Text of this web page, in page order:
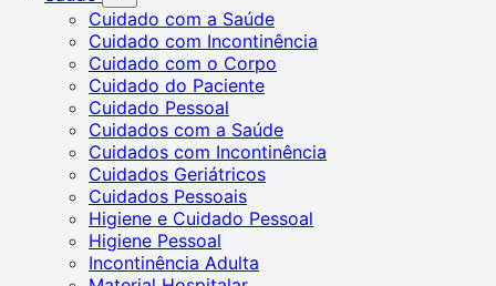
Cuidado com a Saúde
Cuidado com Incontinência
Cuidado com o Corpo
Cuidado do Paciente
Cuidado Pessoal
Cuidados com a Saúde
Cuidados com Incontinência
Cuidados Geriátricos
Cuidados Pessoais
Higiene e Cuidado Pessoal
Higiene Pessoal
Incontinência Adulta